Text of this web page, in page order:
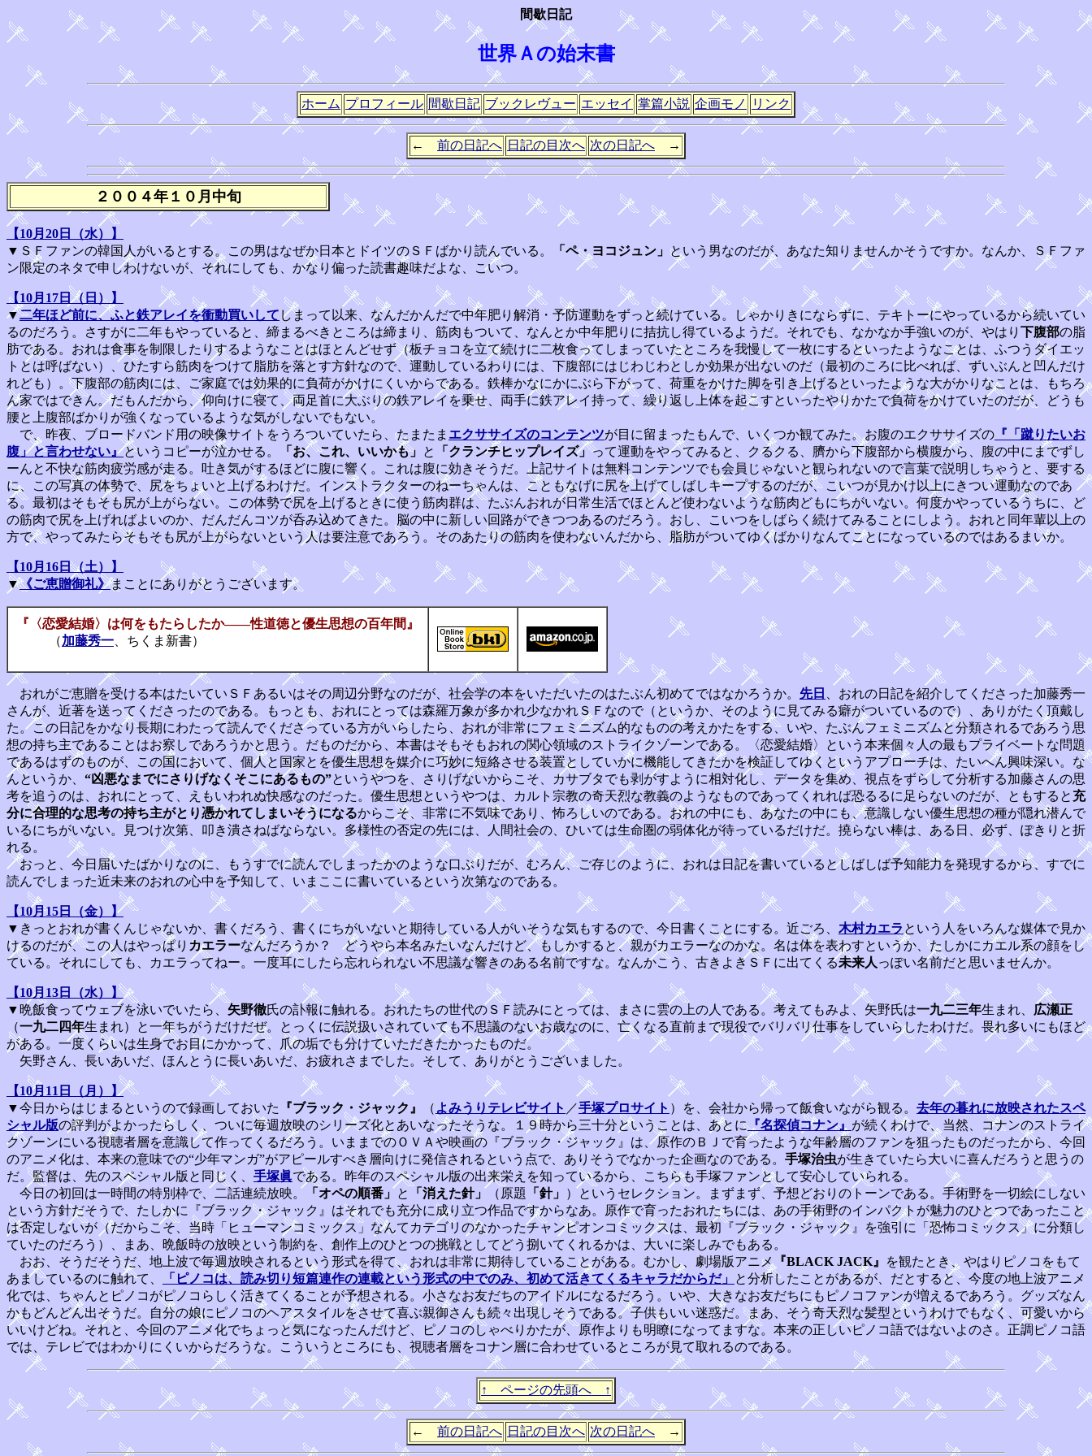
間歇日記
世界Ａの始末書
ホーム プロフィール 間歇日記 ブックレヴュー エッセイ 掌篇小説 企画モノ リンク
← 前の日記へ 日記の目次へ 次の日記へ →
２００４年１０月中旬
【10月20日（水）】
▼ＳＦファンの韓国人がいるとする。この男はなぜか日本とドイツのＳＦばかり読んでいる。
「ペ・ヨコジュン」 という男なのだが、あなた知りませんかそうですか。なんか、ＳＦファ
ン限定のネタで申しわけないが、それにしても、かなり偏った読書趣味だよな、こいつ。
【10月17日（日）】
▼二年ほど前に、ふと鉄アレイを衝動買いして しまって以来、なんだかんだで中年肥り解消・予防運動をずっと続けている。しゃかりきにならずに、テキトーにやっているから続いてい
るのだろう。さすがに二年もやっていると、締まるべきところは締まり、筋肉もついて、なんとか中年肥りに拮抗し得ているようだ。それでも、なかなか手強いのが、やはり 下腹部の脂
肪である。おれは食事を制限したりするようなことはほとんどせず（板チョコを立て続けに二枚食ってしまっていたところを我慢して一枚にするといったようなことは、ふつうダイエッ
トとは呼ばない）、ひたすら筋肉をつけて脂肪を落とす方針なので、運動しているわりには、下腹部にはじわじわとしか効果が出ないのだ（最初のころに比べれば、ずいぶんと凹んだけ
れども）。下腹部の筋肉には、ご家庭では効果的に負荷がかけにくいからである。鉄棒かなにかにぶら下がって、荷重をかけた脚を引き上げるといったような大がかりなことは、もちろ
ん家ではできん。だもんだから、仰向けに寝て、両足首に大ぶりの鉄アレイを乗せ、両手に鉄アレイ持って、繰り返し上体を起こすといったやりかたで負荷をかけていたのだが、どうも
腰と上腹部ばかりが強くなっているような気がしないでもない。
で、昨夜、ブロードバンド用の映像サイトをうろついていたら、たまたま エクササイズのコンテンツが目に留まったもんで、いくつか観てみた。お腹のエクササイズの 『「蹴りたいお
腹」と言わせない』というコピーが泣かせる。 「お、これ、いいかも」 と 「クランチヒップレイズ」って運動をやってみると、クるクる、臍から下腹部から横腹から、腹の中にまでずし
ーんと不快な筋肉疲労感が走る。吐き気がするほどに腹に響く。これは腹に効きそうだ。上記サイトは無料コンテンツでも会員じゃないと観られないので言葉で説明しちゃうと、要する
に、この写真の体勢で、尻をちょいと上げるわけだ。インストラクターのねーちゃんは、こともなげに尻を上げてしばしキープするのだが、こいつが見かけ以上にきつい運動なのであ
る。最初はそもそも尻が上がらない。この体勢で尻を上げるときに使う筋肉群は、たぶんおれが日常生活でほとんど使わないような筋肉どもにちがいない。何度かやっているうちに、ど
の筋肉で尻を上げればよいのか、だんだんコツが呑み込めてきた。脳の中に新しい回路ができつつあるのだろう。おし、こいつをしばらく続けてみることにしよう。おれと同年輩以上の
方で、やってみたらそもそも尻が上がらないという人は要注意であろう。そのあたりの筋肉を使わないんだから、脂肪がついてゆくばかりなんてことになっているのではあるまいか。
【10月16日（土）】
▼《ご恵贈御礼》まことにありがとうございます。
『〈恋愛結婚〉は何をもたらしたか――性道徳と優生思想の百年間』
（加藤秀一 、ちくま新書）
おれがご恵贈を受ける本はたいていＳＦあるいはその周辺分野なのだが、社会学の本をいただいたのはたぶん初めてではなかろうか。 先日
、おれの日記を紹介してくださった加藤秀一
さんが、近著を送ってくださったのである。もっとも、おれにとっては森羅万象が多かれ少なかれＳＦなので（というか、そのように見てみる癖がついているので）、ありがたく頂戴し
た。この日記をかなり長期にわたって読んでくださっている方がいらしたら、おれが非常にフェミニズム的なものの考えかたをする、いや、たぶんフェミニズムと分類されるであろう思
想の持ち主であることはお察しであろうかと思う。だものだから、本書はそもそもおれの関心領域のストライクゾーンである。〈恋愛結婚〉という本来個々人の最もプライベートな問題
であるはずのものが、この国において、個人と国家とを優生思想を媒介に巧妙に短絡させる装置としていかに機能してきたかを検証してゆくというアプローチは、たいへん興味深い。な
んというか、 “凶悪なまでにさりげなくそこにあるもの”というやつを、さりげないからこそ、カサブタでも剥がすように相対化し、データを集め、視点をずらして分析する加藤さんの思
考を追うのは、おれにとって、えもいわれぬ快感なのだった。優生思想というやつは、カルト宗教の奇天烈な教義のようなものであってくれれば恐るるに足らないのだが、ともすると 充
分に合理的な思考の持ち主がとり憑かれてしまいそうになるからこそ、非常に不気味であり、怖ろしいのである。おれの中にも、あなたの中にも、意識しない優生思想の種が隠れ潜んで
いるにちがいない。見つけ次第、叩き潰さねばならない。多様性の否定の先には、人間社会の、ひいては生命圏の弱体化が待っているだけだ。撓らない棒は、ある日、必ず、ぽきりと折
れる。
おっと、今日届いたばかりなのに、もうすでに読んでしまったかのような口ぶりだが、むろん、ご存じのように、おれは日記を書いているとしばしば予知能力を発現するから、すでに
読んでしまった近未来のおれの心中を予知して、いまここに書いているという次第なのである。
【10月15日（金）】
▼きっとおれが書くんじゃないか、書くだろう、書くにちがいないと期待している人がいそうな気もするので、今日書くことにする。近ごろ、 木村カエラ という人をいろんな媒体で見か
けるのだが、この人はやっぱり カエラーなんだろうか？ どうやら本名みたいなんだけど、もしかすると、親がカエラーなのかな。名は体を表わすというか、たしかにカエル系の顔をし
ている。それにしても、カエラってねー。一度耳にしたら忘れられない不思議な響きのある名前ですな。なんかこう、古きよきＳＦに出てくる未来人 っぽい名前だと思いませんか。
【10月13日（水）】
▼晩飯食ってウェブを泳いでいたら、 矢野徹氏の訃報に触れる。おれたちの世代のＳＦ読みにとっては、まさに雲の上の人である。考えてもみよ、矢野氏は一九二三年生まれ、 広瀬正
（一九二四年生まれ）と一年ちがうだけだぜ。とっくに伝説扱いされていても不思議のないお歳なのに、亡くなる直前まで現役でバリバリ仕事をしていらしたわけだ。畏れ多いにもほど
がある。一度くらいは生身でお目にかかって、爪の垢でも分けていただきたかったものだ。
矢野さん、長いあいだ、ほんとうに長いあいだ、お疲れさまでした。そして、ありがとうございました。
【10月11日（月）】
▼今日からはじまるというので録画しておいた
『ブラック・ジャック』 （ よみうりテレビサイト ／手塚プロサイト ）を、会社から帰って飯食いながら観る。 去年の暮れに放映されたスペ
シャル版の評判がよかったらしく、ついに毎週放映のシリーズ化とあいなったそうな。１９時から三十分ということは、あとに『名探偵コナン』 が続くわけで、当然、コナンのストライ
クゾーンにいる視聴者層を意識して作ってくるだろう。いままでのＯＶＡや映画の『ブラック・ジャック』は、原作のＢＪで育ったような年齢層のファンを狙ったものだったから、今回
のアニメ化は、本来の意味での“少年マンガ”がアピールすべき層向けに発信されるという点で、ありそうでなかった企画なのである。 手塚治虫が生きていたら大いに喜んだろうと思うの
だ。監督は、先のスペシャル版と同じく、 手塚眞である。昨年のスペシャル版の出来栄えを知っているから、こちらも手塚ファンとして安心していられる。
今日の初回は一時間の特別枠で、二話連続放映。
「オペの順番」 と 「消えた針」 （原題 「針」 ）というセレクション。まずまず、予想どおりのトーンである。手術野を一切絵にしない
という方針だそうで、たしかに『ブラック・ジャック』はそれでも充分に成り立つ作品ですからなあ。原作で育ったおれたちには、あの手術野のインパクトが魅力のひとつであったこと
は否定しないが（だからこそ、当時「ヒューマンコミックス」なんてカテゴリのなかったチャンピオンコミックスは、最初『ブラック・ジャック』を強引に「恐怖コミックス」に分類し
ていたのだろう）、まあ、晩飯時の放映という制約を、創作上のひとつの挑戦としてどう捌いてくれるかは、大いに楽しみでもある。
おお、そうだそうだ、地上波で毎週放映されるという形式を得て、おれは非常に期待していることがある。むかし、劇場版アニメ『BLACK JACK』
を観たとき、やはりピノコをもて
あましているのに触れて、
「ピノコは、読み切り短篇連作の連載という形式の中でのみ、初めて活きてくるキャラだからだ」
と分析したことがあるが、だとすると、今度の地上波アニメ
化では、ちゃんとピノコがピノコらしく活きてくることが予想される。小さなお友だちのアイドルになるだろう。いや、大きなお友だちにもピノコファンが増えるであろう。グッズなん
かもどんどん出そうだ。自分の娘にピノコのヘアスタイルをさせて喜ぶ親御さんも続々出現しそうである。子供もいい迷惑だ。まあ、そう奇天烈な髪型というわけでもなく、可愛いから
いいけどね。それと、今回のアニメ化でちょっと気になったんだけど、ピノコのしゃべりかたが、原作よりも明瞭になってますな。本来の正しいピノコ語ではないよのさ。正調ピノコ語
では、テレビではわかりにくいからだろうな。こういうところにも、視聴者層をコナン層に合わせているところが見て取れるのである。
↑ ページの先頭へ ↑
← 前の日記へ 日記の目次へ 次の日記へ →